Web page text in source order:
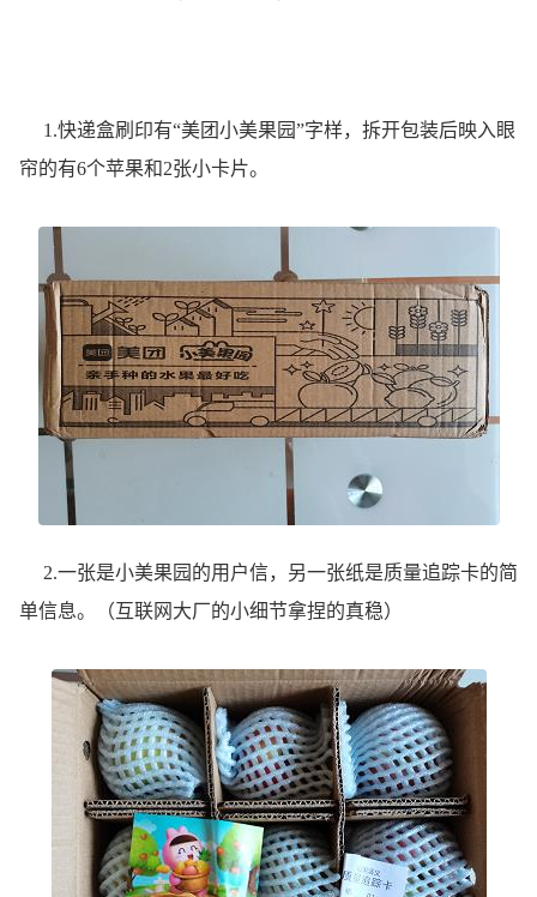
1.快递盒刷印有“美团小美果园”字样，拆开包装后映入眼
帘的有6个苹果和2张小卡片。
2.一张是小美果园的用户信，另一张纸是质量追踪卡的简
单信息。（互联网大厂的小细节拿捏的真稳）